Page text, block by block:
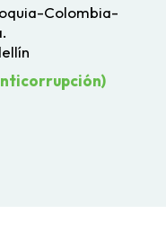
Colombia-